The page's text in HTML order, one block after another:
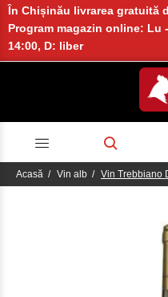
În Chișinău livrarea gratuită
Program magazin online: Lu
14:00, D: liber
Acasă Vin alb Vin Trebbiano